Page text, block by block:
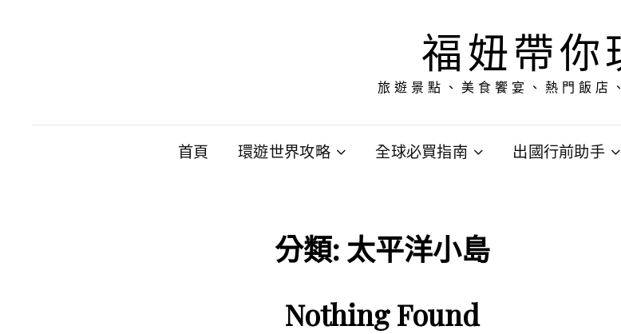
福妞帶你
旅遊景點、美食饗宴、熱門飯店
首頁 環遊世界攻略 全球必買指南 出國行前助手
分類: 太平洋小島
Nothing Found